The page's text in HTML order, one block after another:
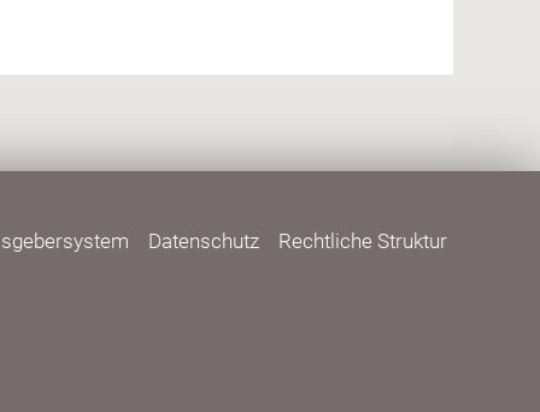
Rechtliche Struktur
Datenschutz